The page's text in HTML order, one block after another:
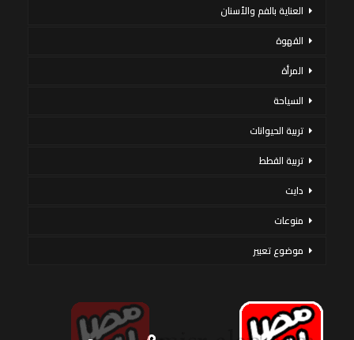
العناية بالفم والأسنان
القهوة
المرأة
السياحة
تربية الحيوانات
تربية القطط
دايت
منوعات
موضوع تعبير